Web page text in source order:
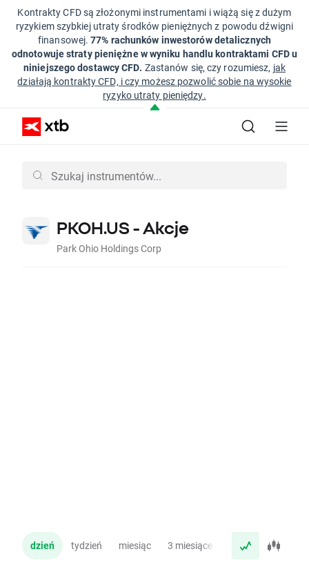
Kontrakty CFD są złożonymi instrumentami i wiążą się z dużym
ryzykiem szybkiej utraty środków pieniężnych z powodu dźwigni
finansowej.77% rachunków inwestorów detalicznych
odnotowuje straty pieniężne w wyniku handlu kontraktami CFD u
niniejszego dostawcy CFD. Zastanów się, czy rozumiesz, jak
działają kontrakty CFD, i czy możesz pozwolić sobie na wysokie
ryzyko utraty pieniędzy.
PKOH.US - Akcje
Park Ohio Holdings Corp
dzień tydzień miesiąc 3 miesiące rok